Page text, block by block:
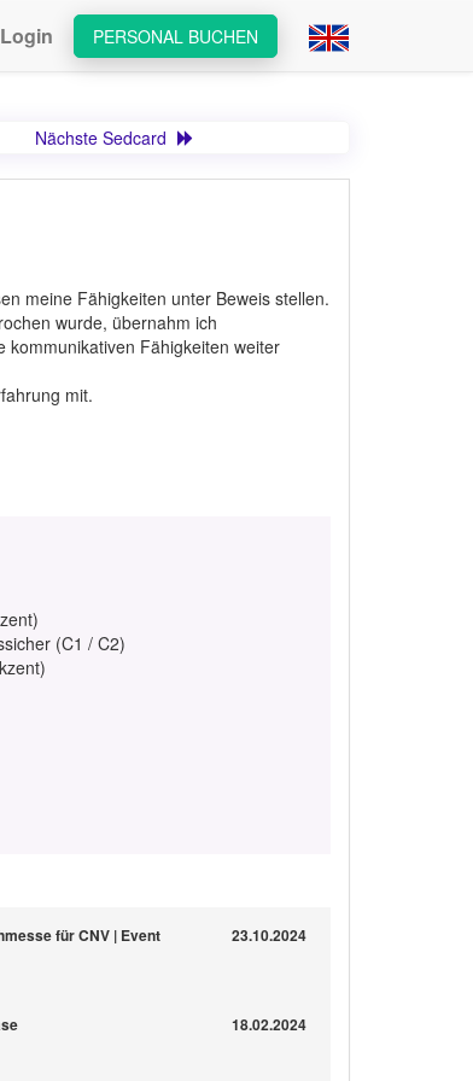
PERSONAL BUCHEN
Login
Nächste Sedcard
meine Fähigkeiten unter Beweis stellen.
wurde, übernahm ich
Fähigkeiten weiter
mit.
(C1 / C2)
für CNV | Event
23.10.2024
18.02.2024